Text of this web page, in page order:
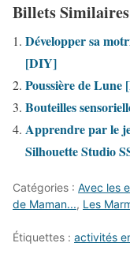
Billets
Développer sa
[DIY]
Poussière de
Bouteilles
Apprendre par le
Silhouette Studio
Catégories : Avec les
de Maman..., Les
Étiquettes : activités